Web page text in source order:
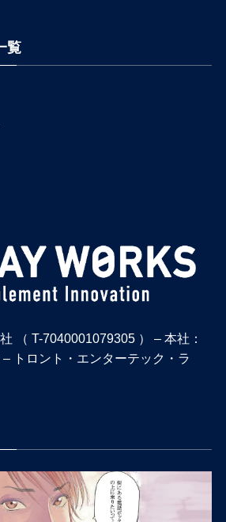
覧
（ T-7040001079305 ） – 本社：
トロント・エンターテック・ラ